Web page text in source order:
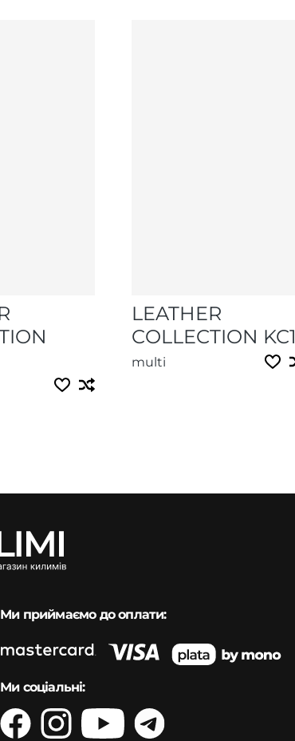
LEATHER
COLLECTION KC1
multi
Ми приймаємо до оплати:
Ми соціальні: